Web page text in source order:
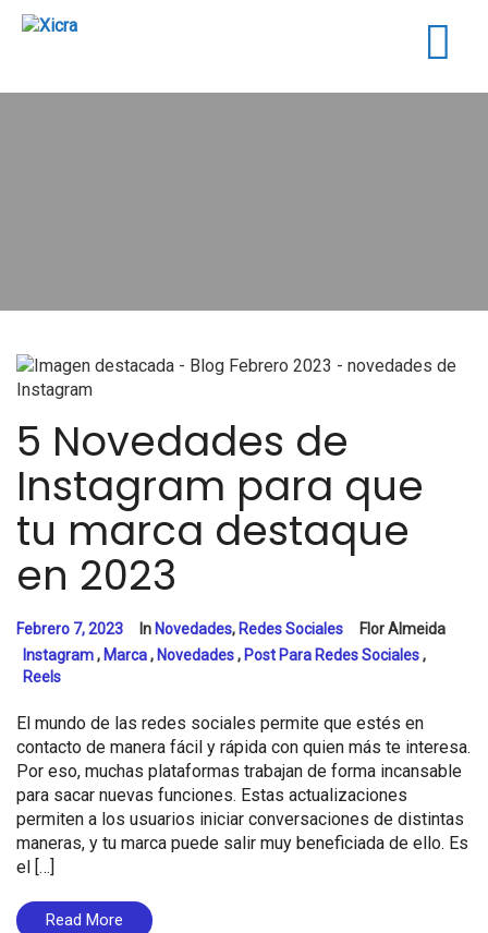
5 Novedades de
Instagram para que
tu marca destaque
en 2023
Febrero 7, 2023 In Novedades, Redes Sociales
Flor Almeida
Instagram, Marca, Novedades, Post Para Redes Sociales,
Reels
El mundo de las redes sociales permite que estés en
contacto de manera fácil y rápida con quien más te interesa.
Por eso, muchas plataformas trabajan de forma incansable
para sacar nuevas funciones. Estas actualizaciones
permiten a los usuarios iniciar conversaciones de distintas
maneras, y tu marca puede salir muy beneficiada de ello. Es
el […]
Read More